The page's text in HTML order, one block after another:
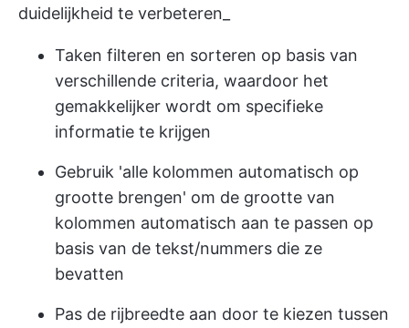
duidelijkheid te verbeteren_
Taken filteren en sorteren op basis van
verschillende criteria, waardoor het
gemakkelijker wordt om specifieke
informatie te krijgen
Gebruik 'alle kolommen automatisch op
grootte brengen' om de grootte van
kolommen automatisch aan te passen op
basis van de tekst/nummers die ze
bevatten
Pas de rijbreedte aan door te kiezen tussen